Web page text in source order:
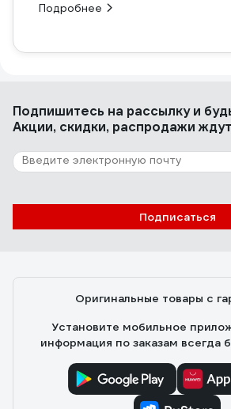
Подробнее
Подпишитесь на рассылкуи
Акции, скидки, распродажи
Подписаться
Оригинальные товары с
Установите мобильное
информация по заказам всегда